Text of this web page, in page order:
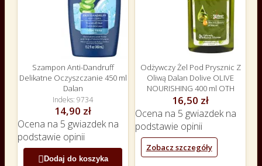
Szampon Anti-Dandruff
Delikatne Oczyszczanie 450 ml
Dalan
Indeks 9734
14,90 zł
Ocena na 5 gwiazdek na
podstawie opinii
 Dodaj do koszyka
Odżywczy Żel Pod Prysznic Z
Oliwą Dalan Dolive OLIVE
NOURISHING 400 ml OTH
16,50 zł
Ocena na 5 gwiazdek na
podstawie opinii
Zobacz szczegóły